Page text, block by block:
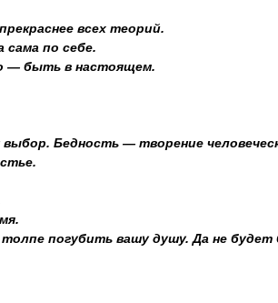
всех теорий.
сама по себе.
— быть в настоящем.
Бедность — творение
погубить вашу душу. Да не